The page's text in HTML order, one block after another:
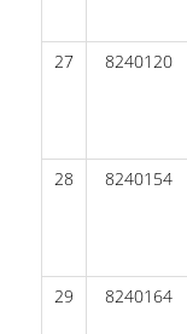
27 8240120
28 8240154
29 8240164